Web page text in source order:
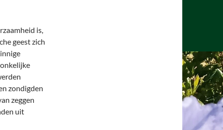
is,
geest zich
zondigden
zeggen
uit